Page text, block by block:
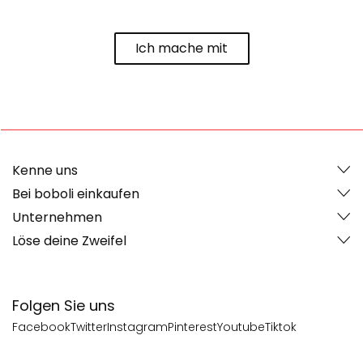
Ich mache mit
Folgen Sie uns
FacebookTwitterInstagramPinterestYoutubeTiktok
Kenne uns
Bei boboli einkaufen
Unternehmen
Löse deine Zweifel